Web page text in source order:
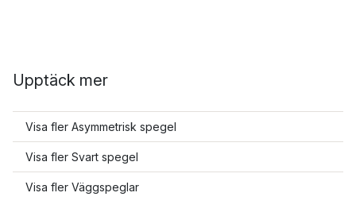
Upptäck mer
Visa fler Asymmetrisk spegel
Visa fler Svart spegel
Visa fler Väggspeglar